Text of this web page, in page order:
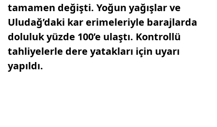
tamamen değişti. Yoğun yağışlar ve
Uludağ’daki kar erimeleriyle barajlarda
doluluk yüzde 100’e ulaştı. Kontrollü
tahliyelerle dere yatakları için uyarı
yapıldı.